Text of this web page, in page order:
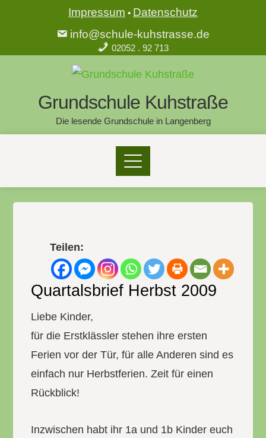
Impressum • Datenschutz
info@schule-kuhstrasse.de
02052 . 92 713
Grundschule Kuhstraße
Die lesende Grundschule in Langenberg
Teilen:
Quartalsbrief Herbst 2009
Liebe Kinder,
für die Erstklässler stehen ihre ersten
Ferien vor der Tür, für alle Anderen sind es
einfach nur Herbstferien. Zeit für einen
Rückblick!
Inzwischen habt ihr 1a und 1b Kinder euch